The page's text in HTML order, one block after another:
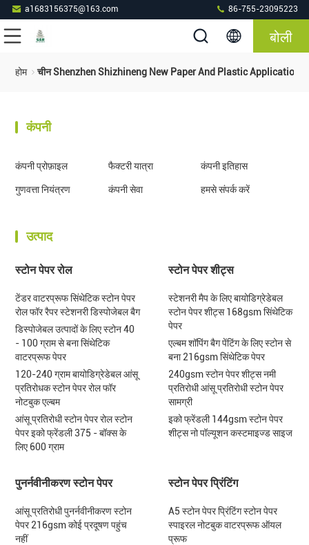
a1683156375@163.com 86-755-23095223
बोली
होम चीन Shenzhen Shizhineng New Paper And Plastic Application
कंपनी
कंपनी प्रोफ़ाइल फैक्टरी यात्रा कंपनी इतिहास
गुणवत्ता नियंत्रण कंपनी सेवा हमसे संपर्क करें
उत्पाद
स्टोन पेपर रोल
टेंडर वाटरप्रूफ सिंथेटिक स्टोन पेपर
रोल फॉर रैपर स्टेशनरी डिस्पोजेबल बैग
डिस्पोजेबल उत्पादों के लिए स्टोन 40
- 100 ग्राम से बना सिंथेटिक
वाटरप्रूफ पेपर
120-240 ग्राम बायोडिग्रेडेबल आंसू
प्रतिरोधक स्टोन पेपर रोल फॉर
नोटबुक एल्बम
आंसू प्रतिरोधी स्टोन पेपर रोल स्टोन
पेपर इको फ्रेंडली 375 - बॉक्स के
लिए 600 ग्राम
स्टोन पेपर शीट्स
स्टेशनरी मैप के लिए बायोडिग्रेडेबल
स्टोन पेपर शीट्स 168gsm सिंथेटिक
पेपर
एल्बम शॉपिंग बैग पेंटिंग के लिए स्टोन से
बना 216gsm सिंथेटिक पेपर
240gsm स्टोन पेपर शीट्स नमी
प्रतिरोधी आंसू प्रतिरोधी स्टोन पेपर
सामग्री
इको फ्रेंडली 144gsm स्टोन पेपर
शीट्स नो पॉल्यूशन कस्टमाइज्ड साइज
पुनर्नवीनीकरण स्टोन पेपर
आंसू प्रतिरोधी पुनर्नवीनीकरण स्टोन
पेपर 216gsm कोई प्रदूषण पहुंच
नहीं
स्टोन पेपर प्रिंटिंग
A5 स्टोन पेपर प्रिंटिंग स्टोन पेपर
स्पाइरल नोटबुक वाटरप्रूफ ऑयल
प्रूफ